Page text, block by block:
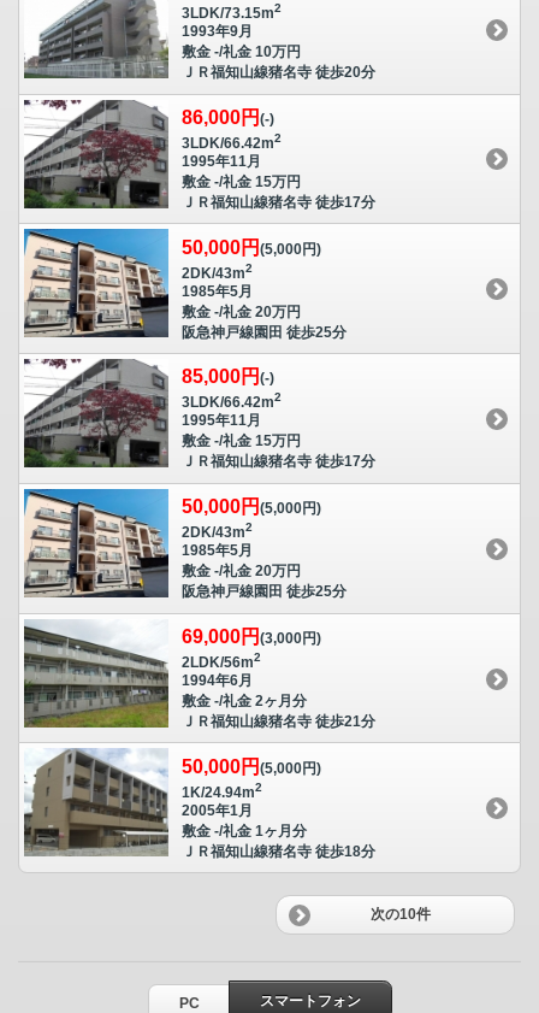
3LDK/73.15m2
1993年9月
敷金 -/礼金 10万円
ＪＲ福知山線猪名寺 徒歩20分
86,000円 (-)
3LDK/66.42m2
1995年11月
敷金 -/礼金 15万円
ＪＲ福知山線猪名寺 徒歩17分
50,000円 (5,000円)
2DK/43m2
1985年5月
敷金 -/礼金 20万円
阪急神戸線園田 徒歩25分
85,000円 (-)
3LDK/66.42m2
1995年11月
敷金 -/礼金 15万円
ＪＲ福知山線猪名寺 徒歩17分
50,000円 (5,000円)
2DK/43m2
1985年5月
敷金 -/礼金 20万円
阪急神戸線園田 徒歩25分
69,000円 (3,000円)
2LDK/56m2
1994年6月
敷金 -/礼金 2ヶ月分
ＪＲ福知山線猪名寺 徒歩21分
50,000円 (5,000円)
1K/24.94m2
2005年1月
敷金 -/礼金 1ヶ月分
ＪＲ福知山線猪名寺 徒歩18分
次の10件
PC スマートフォン